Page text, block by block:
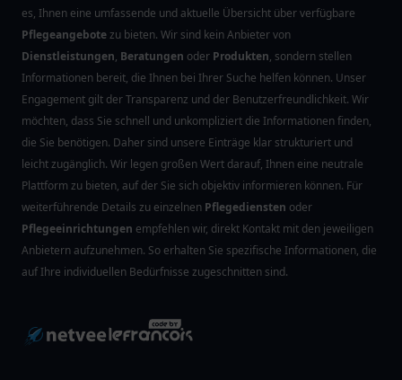
es, Ihnen eine umfassende und aktuelle Übersicht über verfügbare
Pflegeangebotezu bieten. Wir sind kein Anbieter von
Dienstleistungen, Beratungen oder Produkten, sondern stellen
Informationen bereit, die Ihnen bei Ihrer Suche helfen können. Unser
Engagement gilt der Transparenz und der Benutzerfreundlichkeit. Wir
möchten, dass Sie schnell und unkompliziert die Informationen finden,
die Sie benötigen. Daher sind unsere Einträge klar strukturiert und
leicht zugänglich. Wir legen großen Wert darauf, Ihnen eine neutrale
Plattform zu bieten, auf der Sie sich objektiv informieren können. Für
weiterführende Details zu einzelnen Pflegediensten oder
Pflegeeinrichtungen empfehlen wir, direkt Kontakt mit den jeweiligen
Anbietern aufzunehmen. So erhalten Sie spezifische Informationen, die
auf Ihre individuellen Bedürfnisse zugeschnitten sind.